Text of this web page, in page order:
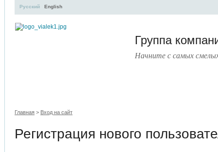
Группа
Начните с самых
Русский English
Главная > Вход на сайт
Регистрация нового